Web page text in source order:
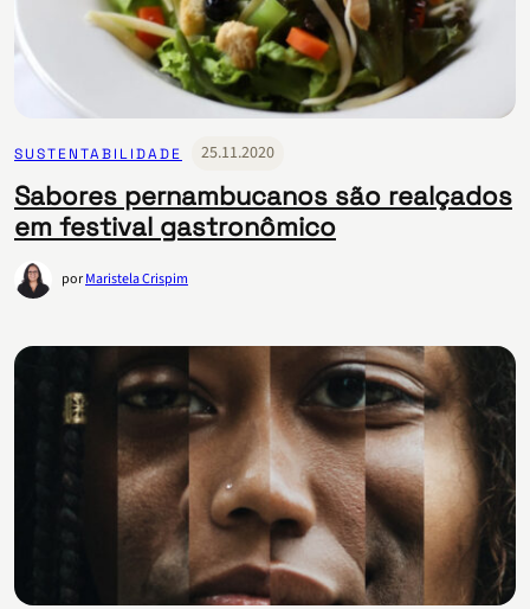
SUSTENTABILIDADE 25.11.2020
Sabores pernambucanos são realçados
em festival gastronômico
porMaristela Crispim